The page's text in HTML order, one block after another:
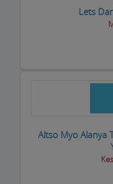
Doktorlar
Düğün Nişan
Lets
Altso Myo Alanya